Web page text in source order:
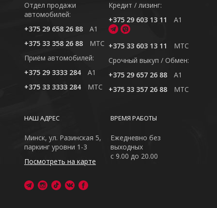
Отдел продажи
автомобилей:
+375 29 658 26 88
A1
+375 33 358 26 88
MTC
Приём автомобилей:
+375 29 3333 284
A1
+375 33 3333 284
MTC
Кредит / лизинг:
+375 29 603 13 11
A1
+375 33 603 13 11
MTC
Cрочный выкуп / Обмен:
+375 29 657 26 88
A1
+375 33 357 26 88
MTC
ВРЕМЯ РАБОТЫ
Ежедневно без
выходных
с 9.00 до 20.00
НАШ АДРЕС
Минск, ул. Разинская 5,
паркинг уровни 1-3
Посмотреть на карте